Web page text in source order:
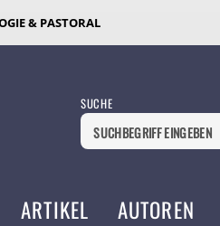
& PASTORAL
SUCHE
ARTIKEL AUTOREN